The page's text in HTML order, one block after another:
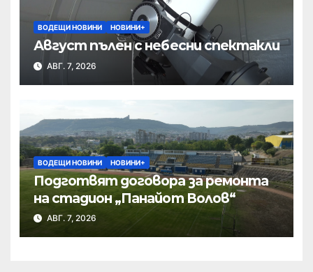
ВОДЕЩИ НОВИНИ НОВИНИ+
Август пълен с небесни спектакли
АВГ. 7, 2026
ВОДЕЩИ НОВИНИ НОВИНИ+
Подготвят договора за ремонта
на стадион „Панайот Волов“
АВГ. 7, 2026